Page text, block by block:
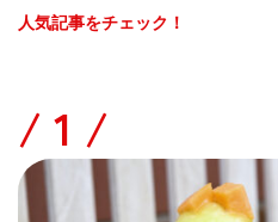
人気記事をチェック！
/